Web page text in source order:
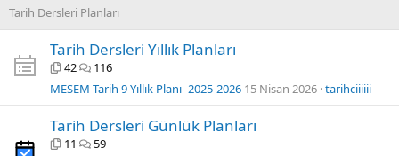
Tarih Dersleri Planları
Tarih Dersleri Yıllık Planları
42
116
MESEM Tarih 9 Yıllık Planı -2025-2026 15 Nisan 2026 tarihciiiiii
Tarih Dersleri Günlük Planları
11 59